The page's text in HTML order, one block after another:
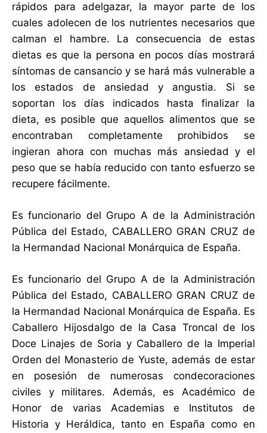
rápidos para adelgazar, la mayor parte de los
cuales adolecen de los nutrientes necesarios que
calman el hambre. La consecuencia de estas
dietas es que la persona en pocos días mostrará
síntomas de cansancio y se hará más vulnerable a
los estados de ansiedad y angustia. Si se
soportan los días indicados hasta finalizar la
dieta, es posible que aquellos alimentos que se
encontraban completamente prohibidos se
ingieran ahora con muchas más ansiedad y el
peso que se había reducido con tanto esfuerzo se
recupere fácilmente.
Es funcionario del Grupo A de la Administración
Pública del Estado, CABALLERO GRAN CRUZ de
la Hermandad Nacional Monárquica de España.
Es funcionario del Grupo A de la Administración
Pública del Estado, CABALLERO GRAN CRUZ de
la Hermandad Nacional Monárquica de España. Es
Caballero Hijosdalgo de la Casa Troncal de los
Doce Linajes de Soria y Caballero de la Imperial
Orden del Monasterio de Yuste, además de estar
en posesión de numerosas condecoraciones
civiles y militares. Además, es Académico de
Honor de varias Academias e Institutos de
Historia y Heráldica, tanto en España como en